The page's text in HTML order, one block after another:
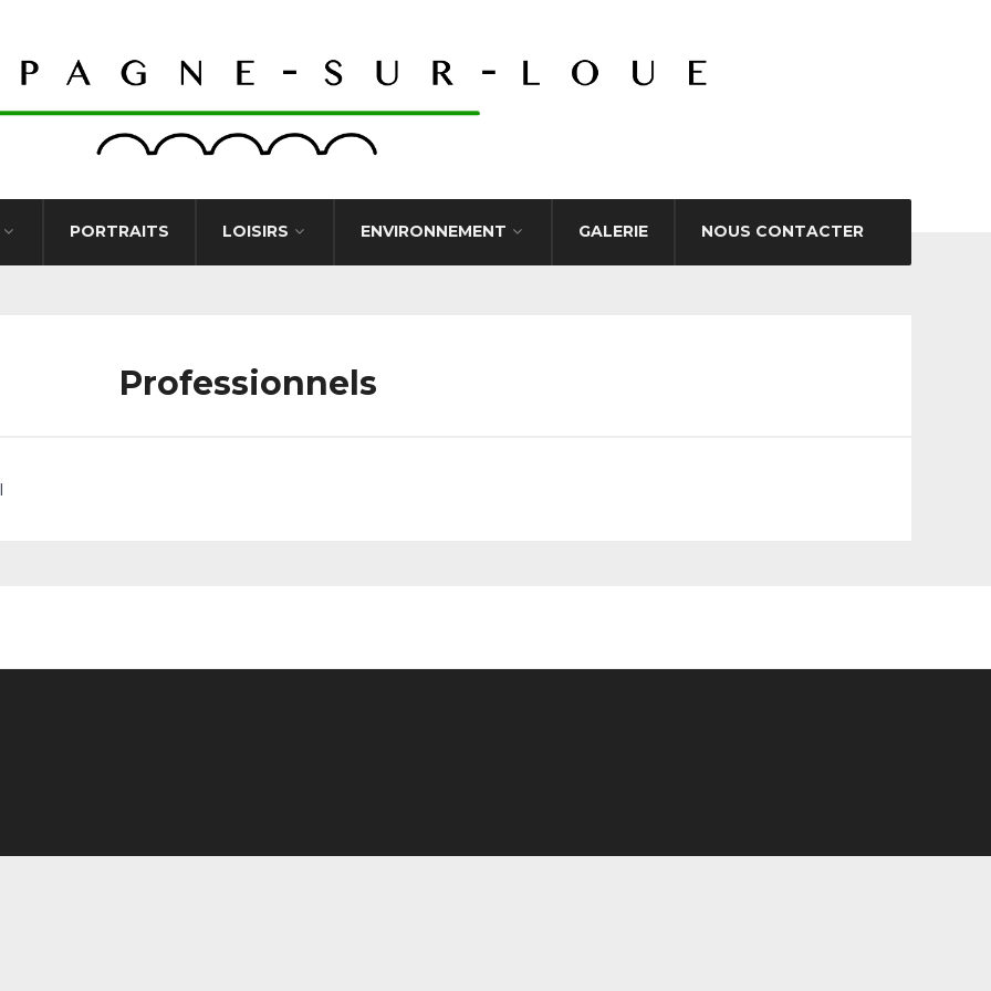
PORTRAITS LOISIRS ENVIRONNEMENT GALERIE NOUS CONTACTER
Professionnels